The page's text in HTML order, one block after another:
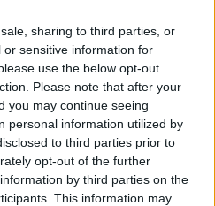
sharing to third parties, or
sensitive information for
use the below opt-out
Please note that after your
you may continue seeing
personal information utilized by
to third parties prior to
opt-out of the further
by third parties on the
This information may
económico
la mejora de las
la oferta de servicios a
privada, la mayor
y propuestas
contribuirán al